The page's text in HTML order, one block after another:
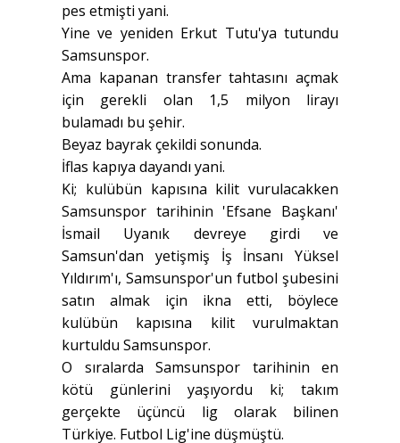
pes etmişti yani.
Yine ve yeniden Erkut Tutu'ya tutundu
Samsunspor.
Ama kapanan transfer tahtasını açmak
için gerekli olan 1,5 milyon lirayı
bulamadı bu şehir.
Beyaz bayrak çekildi sonunda.
İflas kapıya dayandı yani.
Ki; kulübün kapısına kilit vurulacakken
Samsunspor tarihinin 'Efsane Başkanı'
İsmail Uyanık devreye girdi ve
Samsun'dan yetişmiş İş İnsanı Yüksel
Yıldırım'ı, Samsunspor'un futbol şubesini
satın almak için ikna etti, böylece
kulübün kapısına kilit vurulmaktan
kurtuldu Samsunspor.
O sıralarda Samsunspor tarihinin en
kötü günlerini yaşıyordu ki; takım
gerçekte üçüncü lig olarak bilinen
Türkiye. Futbol Lig'ine düşmüştü.